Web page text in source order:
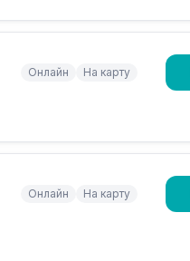
Онлайн На карту
Онлайн На карту